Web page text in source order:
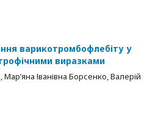
варикотромбофлебіту у
виразками
Іванівна Борсенко, Валерій